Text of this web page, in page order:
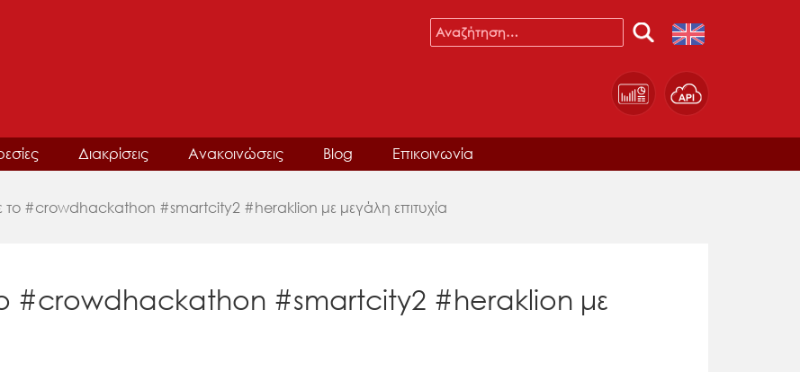
Διακρίσεις Ανακοινώσεις Blog Επικοινωνία
το #crowdhackathon #smartcity2 #heraklion με μεγάλη επιτυχία
#crowdhackathon #smartcity2 #heraklion με